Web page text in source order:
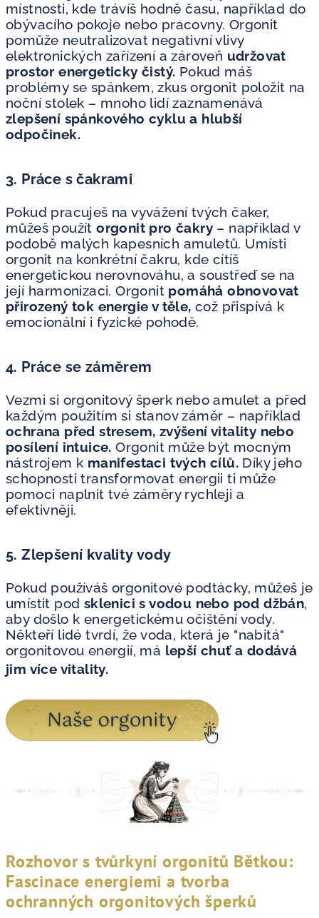
místnosti, kde trávíš hodně času, například do
obývacího pokoje nebo pracovny. Orgonit
pomůže neutralizovat negativní vlivy
elektronických zařízení a zároveň udržovat
prostor energeticky čistý. Pokud máš
problémy se spánkem, zkus orgonit položit na
noční stolek – mnoho lidí zaznamenává
zlepšení spánkového cyklu a hlubší
odpočinek.
3. Práce s čakrami
Pokud pracuješ na vyvážení tvých čaker,
můžeš použítorgonit pro čakry – například v
podobě malých kapesních amuletů. Umísti
orgonit na konkrétní čakru, kde cítíš
energetickou nerovnováhu, a soustřeď se na
její harmonizaci. Orgonit pomáhá obnovovat
přirozený tok energie v těle, což přispívá k
emocionální i fyzické pohodě.
4. Práce se záměrem
Vezmi si orgonitový šperk nebo amulet a před
každým použitím si stanov záměr – například
ochrana před stresem, zvýšení vitality nebo
posílení intuice. Orgonit může být mocným
nástrojem k manifestaci tvých cílů. Díky jeho
schopnosti transformovat energii ti může
pomoci naplnit tvé záměry rychleji a
efektivněji.
5. Zlepšení kvality vody
Pokud používáš orgonitové podtácky, můžeš je
umístit pod sklenici s vodou nebo pod džbán,
aby došlo k energetickému očištění vody.
Někteří lidé tvrdí, že voda, která je "nabitá"
orgonitovou energií, má lepší chuť a dodává
jim více vitality.
Rozhovor s tvůrkyní orgonitů Bětkou:
Fascinace energiemi a tvorba
ochranných orgonitových šperků